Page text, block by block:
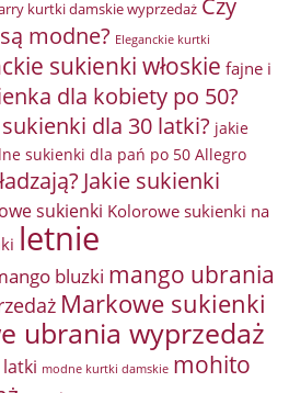
kurtki damskie wyprzedaż Czy
modne? Eleganckie kurtki
sukienki włoskie fajne i
dla kobiety po 50?
sukienki dla 30 latki? jakie
sukienki dla pań po 50 Allegro
Jakie sukienki
sukienki Kolorowe sukienki na
letnie
bluzki mango ubrania
Markowe sukienki
ubrania wyprzedaż
modne kurtki damskie mohito